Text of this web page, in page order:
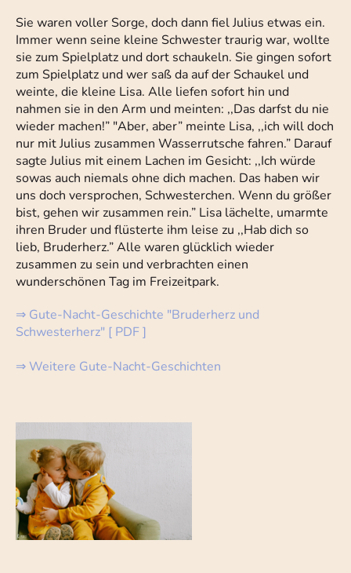
Sie waren voller Sorge, doch dann fiel Julius etwas ein.
Immer wenn seine kleine Schwester traurig war, wollte
sie zum Spielplatz und dort schaukeln. Sie gingen sofort
zum Spielplatz und wer saß da auf der Schaukel und
weinte, die kleine Lisa. Alle liefen sofort hin und
nahmen sie in den Arm und meinten: ,,Das darfst du nie
wieder machen!” "Aber, aber” meinte Lisa, ,,ich will doch
nur mit Julius zusammen Wasserrutsche fahren.” Darauf
sagte Julius mit einem Lachen im Gesicht: ,,Ich würde
sowas auch niemals ohne dich machen. Das haben wir
uns doch versprochen, Schwesterchen. Wenn du größer
bist, gehen wir zusammen rein.” Lisa lächelte, umarmte
ihren Bruder und flüsterte ihm leise zu ,,Hab dich so
lieb, Bruderherz.” Alle waren glücklich wieder
zusammen zu sein und verbrachten einen
wunderschönen Tag im Freizeitpark.
⇒ Gute-Nacht-Geschichte "Bruderherz und
Schwesterherz" [ PDF ]
⇒Weitere Gute-Nacht-Geschichten